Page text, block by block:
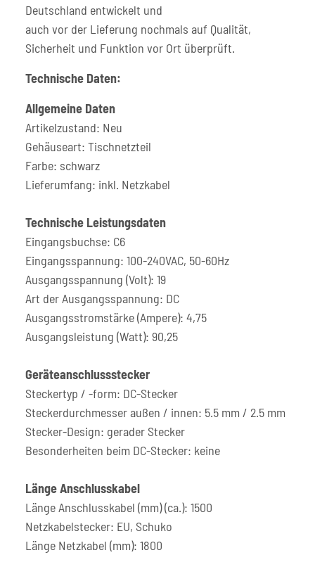
Deutschland entwickelt und
auch vor der Lieferung nochmals auf Qualität,
Sicherheit und Funktion vor Ort überprüft.
Technische Daten:
Allgemeine Daten
Artikelzustand: Neu
Gehäuseart: Tischnetzteil
Farbe: schwarz
Lieferumfang: inkl. Netzkabel
Technische Leistungsdaten
Eingangsbuchse: C6
Eingangsspannung: 100-240VAC, 50-60Hz
Ausgangsspannung (Volt): 19
Art der Ausgangsspannung: DC
Ausgangsstromstärke (Ampere): 4,75
Ausgangsleistung (Watt): 90,25
Geräteanschlussstecker
Steckertyp / -form: DC-Stecker
Steckerdurchmesser außen / innen: 5.5 mm / 2.5 mm
Stecker-Design: gerader Stecker
Besonderheiten beim DC-Stecker: keine
Länge Anschlusskabel
Länge Anschlusskabel (mm) (ca.): 1500
Netzkabelstecker: EU, Schuko
Länge Netzkabel (mm): 1800